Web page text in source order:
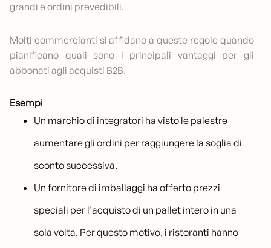
grandi e ordini prevedibili.
Molti commercianti si affidano a queste regole quando
pianificano quali sono i principali vantaggi per gli
abbonati agli acquisti B2B.
Esempi
Un marchio di integratori ha visto le palestre
aumentare gli ordini per raggiungere la soglia di
sconto successiva.
Un fornitore di imballaggi ha offerto prezzi
speciali per l'acquisto di un pallet intero in una
sola volta. Per questo motivo, i ristoranti hanno